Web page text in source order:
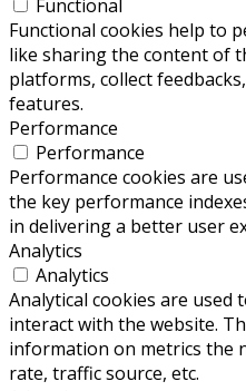
Functional
Functional cookies help to
like sharing the content of
platforms, collect
features.
Performance
Performance
Performance cookies are
the key performance
in delivering a better user
Analytics
Analytics
Analytical cookies are
interact with the website.
information on metrics the
rate, traffic source, etc.